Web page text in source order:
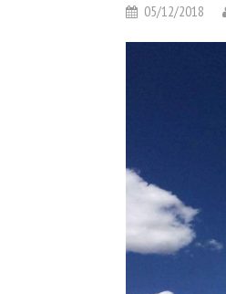
05/12/2018